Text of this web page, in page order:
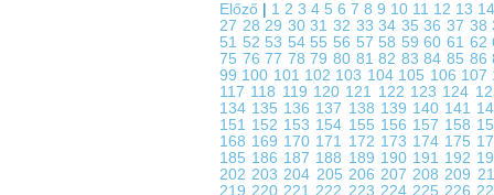
Előző 1 2 3 4 5 6 7 8 9 10 11 12 13
27 2829 303132 3334 353637 38
51 52 53 54 55 56 57 58 596061 62
75 7677 787980 8182 838485 86
99 100 101 102 103 104 105 106 107
117 118 119 120 121 122 123 124
134 135 136 137 138 139 140 141
151 152 153 154 155 156 157 158
168 169 170 171 172 173 174 175
185 186 187 188 189 190 191 192
202203204 205 206 207208209
219220221222 223 224 225 226